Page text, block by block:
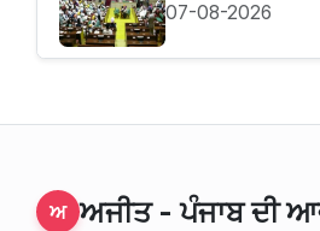
07-08-2026
ਅ ਅਜੀਤ - ਪੰਜਾਬ ਦੀ